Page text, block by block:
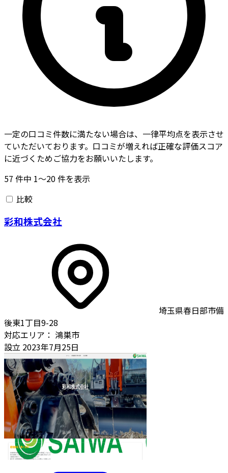
一定の口コミ件数に満たない場合は、一律平均点を表示させ
ていただいております。口コミが増えれば正確な評価スコア
に近づくためご協力をお願いいたします。
57 件中 1〜20件を表示
比較
彩和株式会社
埼玉県春日部市備
後東1丁目9-28
対応エリア： 鴻巣市
設立 2023年7月25日